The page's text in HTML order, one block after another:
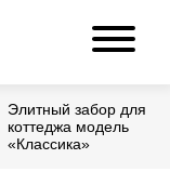
Элитный забор для
коттеджа модель
«Классика»